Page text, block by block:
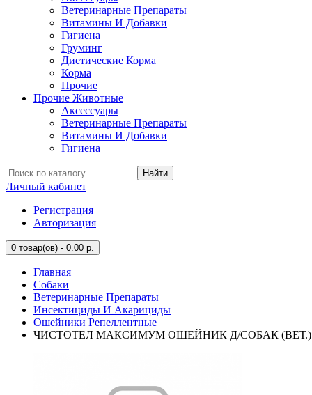
Ветеринарные Препараты
Витамины И Добавки
Гигиена
Груминг
Диетические Корма
Корма
Прочие
Прочие Животные
Аксессуары
Ветеринарные Препараты
Витамины И Добавки
Гигиена
Найти
Личный кабинет
Регистрация
Авторизация
0 товар(ов) - 0.00 р.
Главная
Собаки
Ветеринарные Препараты
Инсектициды И Акарициды
Ошейники Репеллентные
ЧИСТОТЕЛ МАКСИМУМ ОШЕЙНИК Д/СОБАК (ВЕТ.)